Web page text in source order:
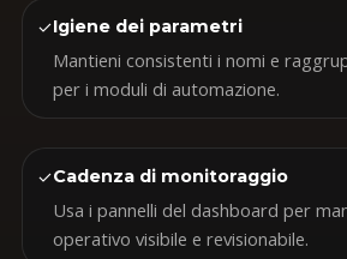
✓Igiene dei parametri
Mantieni consistenti i nomi e
per i moduli di automazione.
✓Cadenza di monitoraggio
Usa i pannelli del dashboard per
operativo visibile e revisionabile.